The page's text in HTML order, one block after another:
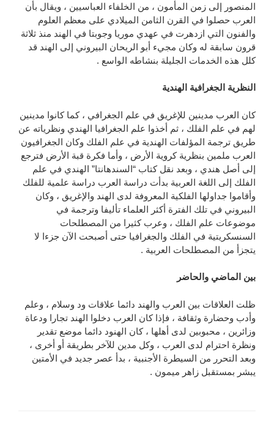
المنصور إلى زمن المأمون ، من الخلفاء العباسيين ، ويقال بأن
العرب حصلوا في القرن الثامن الميلادي على معظم العلوم
والفنون التي ازدهرت في عهدي موريا وجوبتا في الهند منذ ثلاثة
قرون سابقة له وكان مجيء أبو الريحان البيروني إلى الهند قد
كلل هذه الخدمات الجليلة بنشاطه الواسع .
النظرية الجغرافية الهندية
كان العرب مدينين للإغريق في علم الجغرافي ، كما كانوا مدينين
لهم في علم الفلك ، ثم أخذوا علم الجغرافيا الهندي ونظرياته عن
طريق ترجمة المؤلفات الهندية في علم الفلك وكان الجغرافيون
العرب ملمين بنظرية كروية الأرض ، وأما فكرة قبة الأرض فترجع
إلى أصل هندي ، وبعد نقل كتاب “السندهانتا” الهندي في علم
الفلك إلى اللغة العربية بدأت دراسة العرب دراسة علمية للفلك
وأقاموا جداولها الفلكية المعروفة لدى الهند والإغريق ، وكان
البيروني في تلك الفترة أكثر العلماء تأليفا وترجمة في
موضوعات علم الفلك ، وعرب كثيرا من المصطلحات
السنسكريتية في الفلك والجغرافيا حتى أصبحت الآن جزءا لا
يتجزأ من المصطلحات العربية .
بين الماضي والحاضر
ظلت العلاقات بين العرب والهند دائما علاقات ود وسلام ، وعلم
وأدب وحضارة وثقافة ، فإذا كان العرب دخلوا الهند تجارا ودعاة
وزائرين ، محبوبين لدى أهلها ، كان الهنود دائما موضع تقدير
ونظرة احترام لدى العرب ، وكل مدين للآخر بطريقة أو أخرى ،
وبعد التحرر من السيطرة الأجنبية ، بدأ عصر جديد في الأمتين
يبشر بمستقبل زاهر ميمون .